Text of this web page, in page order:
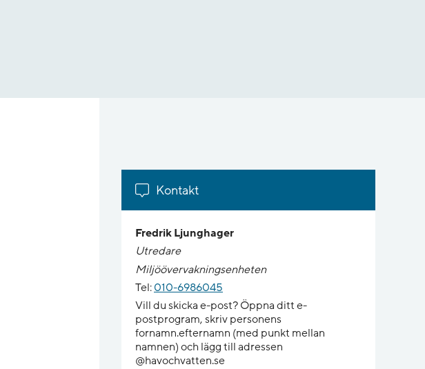
Kontakt
Fredrik Ljunghager
Utredare
Miljöövervakningsenheten
Tel: 010-6986045
Vill du skicka e-post? Öppna ditt e-
postprogram, skriv personens
fornamn.efternamn (med punkt mellan
namnen) och lägg till adressen
@havochvatten.se